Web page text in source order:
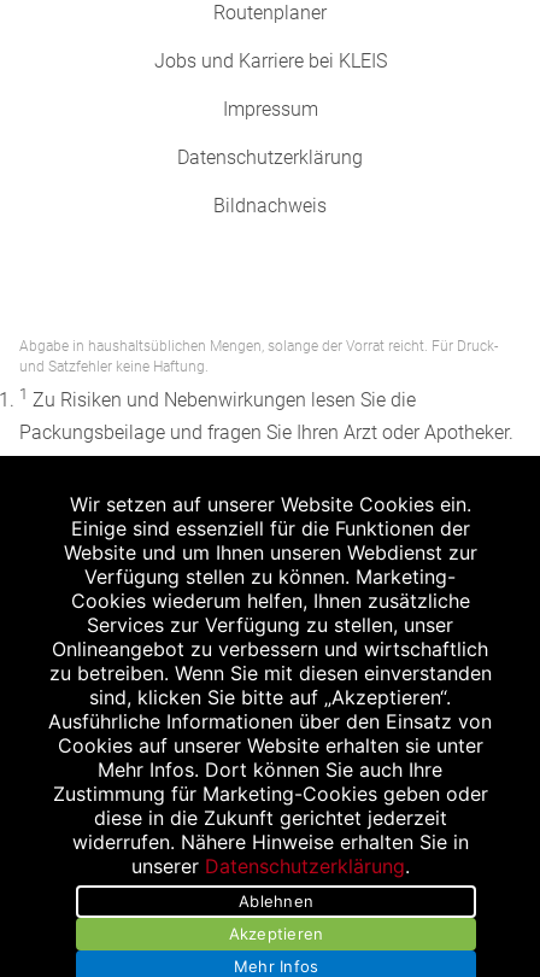
Routenplaner
Jobs und Karriere bei KLEIS
Impressum
Datenschutzerklärung
Bildnachweis
Abgabe in haushaltsüblichen Mengen, solange der Vorrat reicht. Für Druck-
und Satzfehler keine Haftung.
1 Zu Risiken und Nebenwirkungen lesen Sie die
Packungsbeilage und fragen Sie Ihren Arzt oder Apotheker.
Apothekenerstattungspreis (AEP). Der AEP ist keine
unverbindliche Preisempfehlung der Hersteller. Der AEP ist
ein von den Apotheken in Ansatz gebrachter Preis für
rezeptfreie Arzneimittel. Er entspricht in der Höhe dem für
Apotheken verbindlichen Abgabepreis, zu dem eine
Apotheke in bestimmten Fällen (z.B. bei Kindern unter 12
Jahren) das Produkt mit der gesetzlichen
Krankenversicherung abrechnet. Der AEP ist der allgemeine
Erstattungspreis im Falle einer Kostenübernahme durch die
gesetzlichen Krankenkassen, vor Abzug eines
Zwangsrabattes (zur Zeit 5%) nach §130 Abs. 1 SGB V.
Unverbindliche Preisempfehlung des Herstellers (UVP).
powered by apovena.de
Wir setzen auf unserer Website Cookies ein.
Einige sind essenziell für die Funktionen der
Website und um Ihnen unseren Webdienst zur
Verfügung stellen zu können. Marketing-
Cookies wiederum helfen, Ihnen zusätzliche
Services zur Verfügung zu stellen, unser
Onlineangebot zu verbessern und wirtschaftlich
zu betreiben. Wenn Sie mit diesen einverstanden
sind, klicken Sie bitte auf „Akzeptieren“.
Ausführliche Informationen über den Einsatz von
Cookies auf unserer Website erhalten sie unter
Mehr Infos. Dort können Sie auch Ihre
Zustimmung für Marketing-Cookies geben oder
diese in die Zukunft gerichtet jederzeit
widerrufen. Nähere Hinweise erhalten Sie in
unserer Datenschutzerklärung.
Ablehnen
Akzeptieren
Mehr Infos